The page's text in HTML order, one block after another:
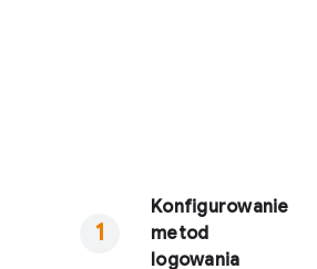
Konfigurowanie
metod
logowania